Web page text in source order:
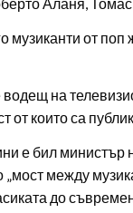
музиканти от
на
от които са
е бил министър
„мост между
до